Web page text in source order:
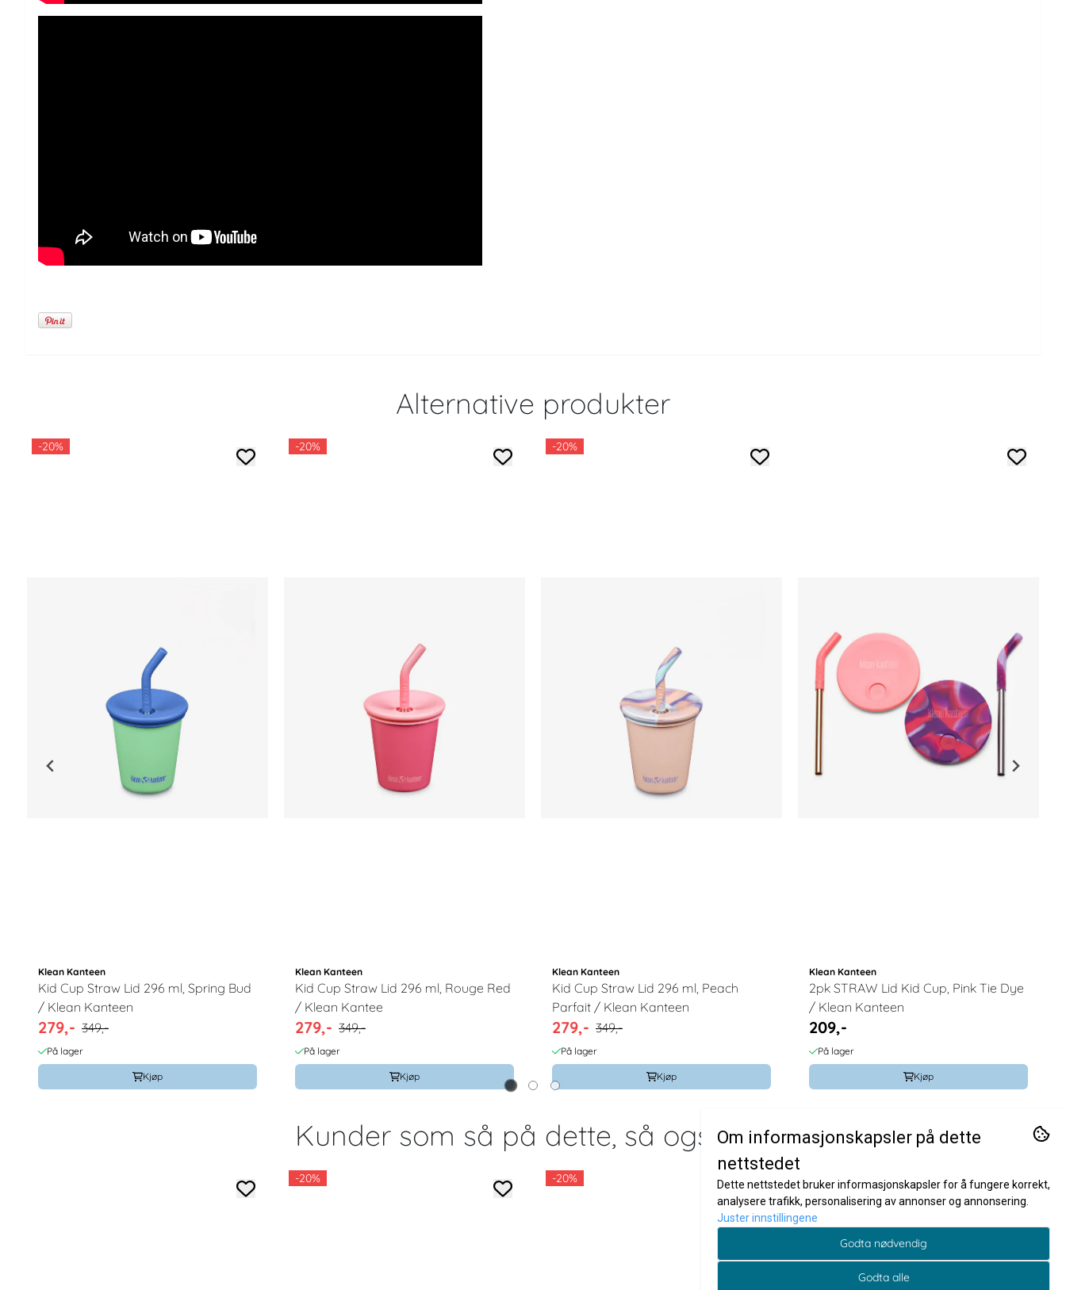
Alternative produkter
-20%
Klean Kanteen
Kid Cup Straw Lid 296 ml, Spring Bud
/ Klean Kanteen
279,- 349,-
På lager
Kjøp
-20%
Klean Kanteen
Kid Cup Straw Lid 296 ml, Rouge Red
/ Klean Kantee
279,- 349,-
På lager
Kjøp
-20%
Klean Kanteen
Kid Cup Straw Lid 296 ml, Peach
Parfait / Klean Kanteen
279,- 349,-
På lager
Kjøp
Klean Kanteen
2pk STRAW Lid Kid Cup, Pink Tie Dye
/ Klean Kanteen
209,-
På lager
Kjøp
Kunder som så på dette, så også på
-20% -20%
Om informasjonskapsler på dette
nettstedet
Dette nettstedet bruker informasjonskapsler for å fungere korrekt,
analysere trafikk, personalisering av annonser og annonsering.
Juster innstillingene
Godta nødvendig
Godta alle